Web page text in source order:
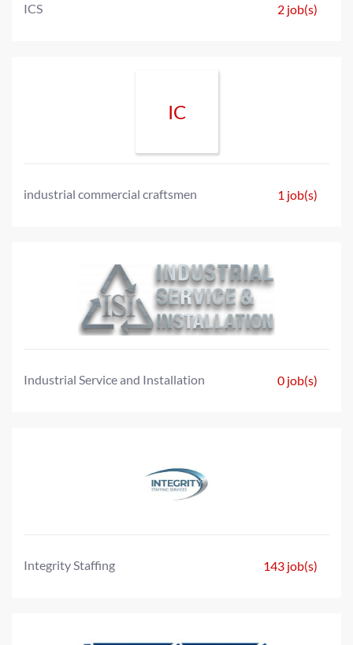
ICS 2 job(s)
IC
industrial commercial craftsmen 1 job(s)
Industrial Service and Installation 0 job(s)
Integrity Staffing 143 job(s)